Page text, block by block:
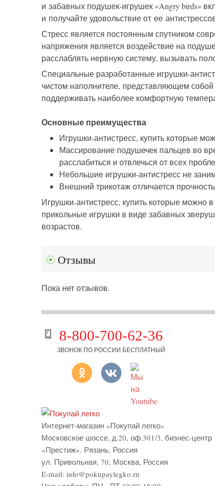
и забавных подушек-игрушек «Angrybirds»
и получайте удовольствие от ее
Стресс является постоянным спутником
напряжения является воздействие на
расслаблять нервную систему, вызывать
Специальные разработанные игрушки-
чистом наполнителе, представляющем
поддерживать наиболее комфортную
Основные преимущества
Игрушки-антистресс, купить которые
Массирование подушечек пальцев во
расслабиться и отвлечься от всех
Небольшие игрушки-антистресс не
Внешний трикотаж отличается
Игрушки-антистресс, купить которые можно
прикольные игрушки в виде забавных
возрастов.
Отзывы
Пока нет отзывов.
8-800-700-62-36
ЗВОНОК ПО РОССИИ БЕСПЛАТНЫЙ
Интернет-магазин «Покупай легко»
Московское шоссе, д.20, оф.301/3, бизнес-центр
«Престиж», Рязань, Россия
ул. Привольная, 70, Москва, Россия
E-mail: info@pokupaylegko.ru